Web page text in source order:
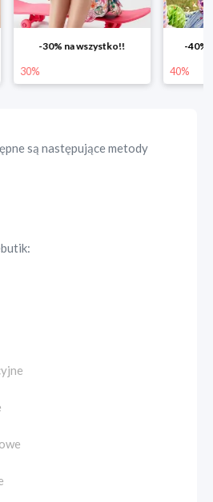
-40% na drugą sztukę
40% 25%
są następujące metody
: